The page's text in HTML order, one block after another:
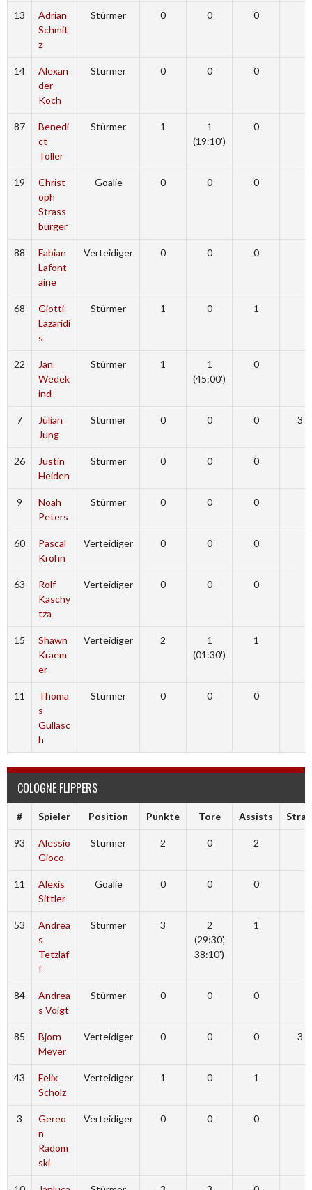
13
Adrian
Schmit
z
Stürmer 0 0 0
14
Alexan
der
Koch
Stürmer 0 0 0
87
Benedi
ct
Töller
Stürmer 1
1
(19:10')
0
19
Christ
oph
Strass
burger
Goalie 0 0 0
88
Fabian
Lafont
aine
Verteidiger 0 0 0
68
Giotti
Lazaridi
s
Stürmer 1 0 1
22
Jan
Wedek
ind
Stürmer 1
1
(45:00')
0
7
Julian
Jung
Stürmer 0 0 0 3
26
Justin
Heiden
Stürmer 0 0 0
9
Noah
Peters
Stürmer 0 0 0
60
Pascal
Krohn
Verteidiger 0 0 0
63
Rolf
Kaschy
tza
Verteidiger 0 0 0
15
Shawn
Kraem
er
Verteidiger 2
1
(01:30')
1
11
Thoma
s
Gullasc
h
Stürmer 0 0 0
COLOGNE FLIPPERS
# Spieler Position Punkte Tore Assists
93
Alessio
Gioco
Stürmer 2 0 2
11
Alexis
Sittler
Goalie 0 0 0
53
Andrea
s
Tetzlaf
f
Stürmer 3
2
(29:30',
38:10')
1
84
Andrea
s Voigt
Stürmer 0 0 0
85
Bjorn
Meyer
Verteidiger 0 0 0 3
43
Felix
Scholz
Verteidiger 1 0 1
3
Gereo
n
Radom
ski
Verteidiger 0 0 0